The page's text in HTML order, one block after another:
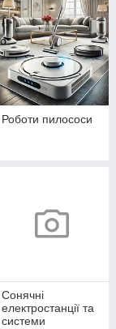
Роботи пилососи
Сонячні
електростанції та
системи